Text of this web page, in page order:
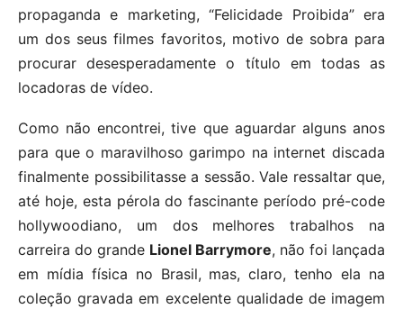
propaganda e marketing, “Felicidade Proibida” era
um dos seus filmes favoritos, motivo de sobra para
procurar desesperadamente o título em todas as
locadoras de vídeo.
Como não encontrei, tive que aguardar alguns anos
para que o maravilhoso garimpo na internet discada
finalmente possibilitasse a sessão. Vale ressaltar que,
até hoje, esta pérola do fascinante período pré-code
hollywoodiano, um dos melhores trabalhos na
carreira do grande Lionel Barrymore, não foi lançada
em mídia física no Brasil, mas, claro, tenho ela na
coleção gravada em excelente qualidade de imagem